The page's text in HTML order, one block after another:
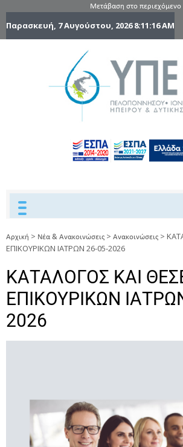
Μετάβαση στο περιεχόμενο
Παρασκευή, 7 Αυγούστου, 20268:11:16 AM
Αρχική > Νέα & Ανακοινώσεις > Ανακοινώσεις >
ΕΠΙΚΟΥΡΙΚΩΝ ΙΑΤΡΩΝ 26-05-2026
ΚΑΤΑΛΟΓΟΣ ΚΑΙ
ΕΠΙΚΟΥΡΙΚΩΝ
2026